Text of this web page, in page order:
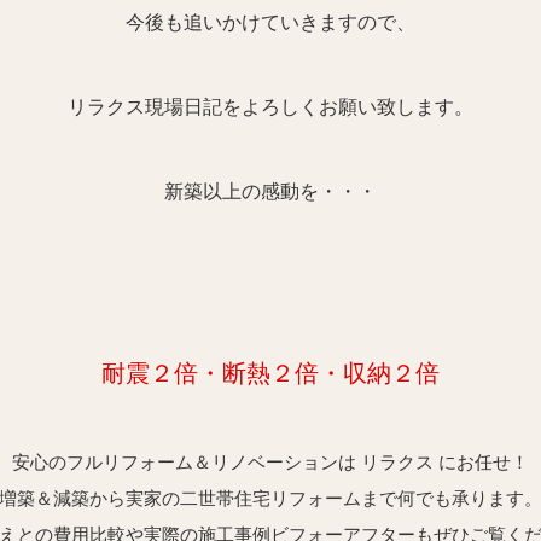
今後も追いかけていきますので、
リラクス現場日記をよろしくお願い致します。
新築以上の感動を・・・
耐震２倍・断熱２倍・収納２倍
安心のフルリフォーム＆リノベーションは リラクス にお任せ！
増築＆減築から実家の二世帯住宅リフォームまで何でも承ります。
との費用比較や実際の施工事例ビフォーアフターもぜひご覧くだ